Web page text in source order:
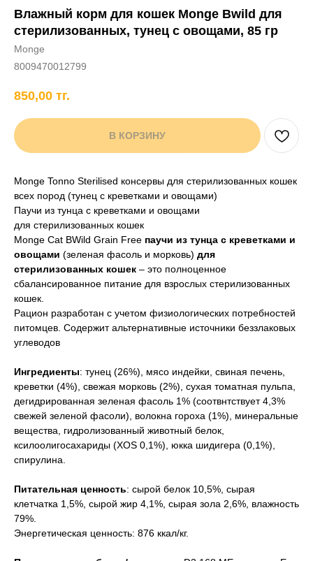
Хорькам
+7 706 407 30 81
Написать в WhatsApp
Влажный корм для кошек Monge Bwild для
стерилизованных, тунец с овощами, 85 гр
Monge
8009470012799
850,00 тг.
В КОРЗИНУ
Monge Tonno Sterilised консервы для стерилизованных кошек
всех пород (тунец с креветками и овощами)
Паучи из тунца с креветками и овощами
для стерилизованных кошек
Monge Cat BWild Grain Free паучи из тунца с креветками и
овощами (зеленая фасоль и морковь) для
стерилизованных кошек – это полноценное
сбалансированное питание для взрослых стерилизованных
кошек.
Рацион разработан с учетом физиологических потребностей
питомцев. Содержит альтернативные источники беззлаковых
углеводов
Ингредиенты: тунец (26%), мясо индейки, свиная печень,
креветки (4%), свежая морковь (2%), сухая томатная пульпа,
дегидрированная зеленая фасоль 1% (соотвнтствует 4,3%
свежей зеленой фасоли), волокна гороха (1%), минеральные
вещества, гидролизованный животный белок,
ксилоолигосахариды (XOS 0,1%), юкка шидигера (0,1%),
спирулина.
Питательная ценность: сырой белок 10,5%, сырая
клетчатка 1,5%, сырой жир 4,1%, сырая зола 2,6%, влажность
79%.
Энергетическая ценность: 876 ккал/кг.